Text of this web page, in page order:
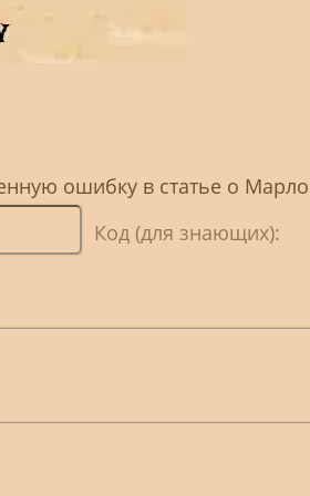
ошибку в статье о
Код (для знающих):